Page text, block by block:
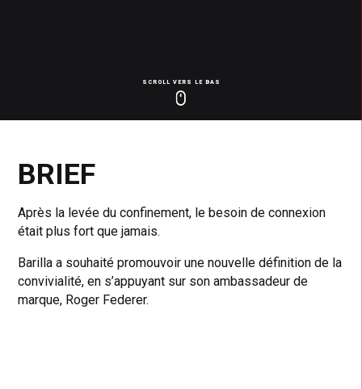
SCROLL VERS LE BAS
BRIEF
Après la levée du confinement, le besoin de connexion
était plus fort que jamais.
Barilla a souhaité promouvoir une nouvelle définition de la
convivialité, en s’appuyant sur son ambassadeur de
marque, Roger Federer.